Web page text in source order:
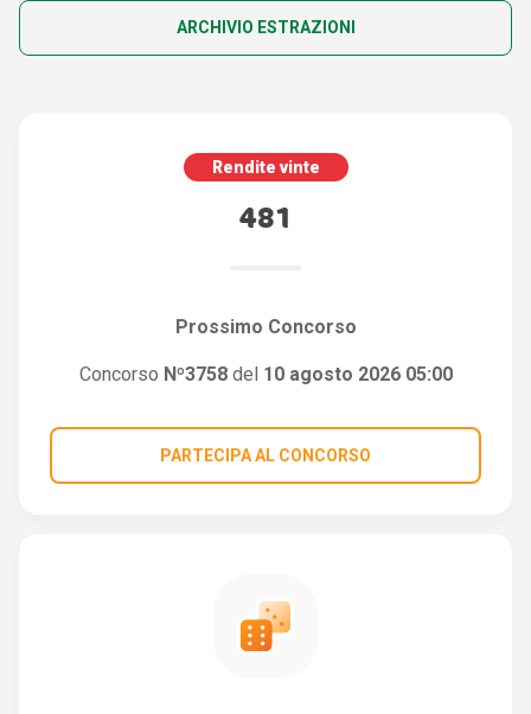
ARCHIVIO ESTRAZIONI
Rendite vinte
481
Prossimo Concorso
Concorso Nº3758del 10 agosto 2026 05:00
PARTECIPA AL CONCORSO